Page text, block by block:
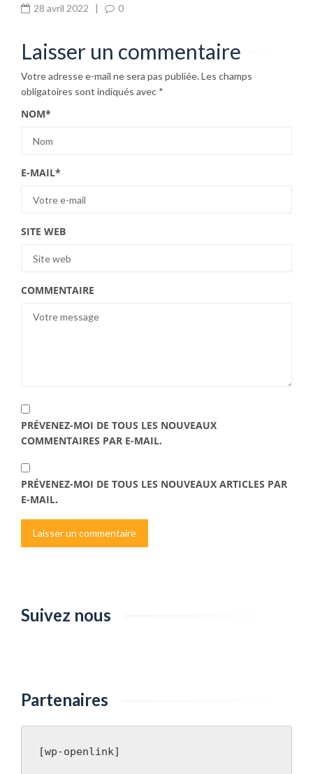
28 avril 2022 | 0
Laisser un commentaire
Votre adresse e-mail ne sera pas publiée.Les champs
obligatoires sont indiqués avec *
NOM*
E-MAIL*
SITE WEB
COMMENTAIRE
PRÉVENEZ-MOI DE TOUS LES NOUVEAUX
COMMENTAIRES PAR E-MAIL.
PRÉVENEZ-MOI DE TOUS LES NOUVEAUX ARTICLES PAR
E-MAIL.
Suivez nous
Partenaires
[wp-openlink]